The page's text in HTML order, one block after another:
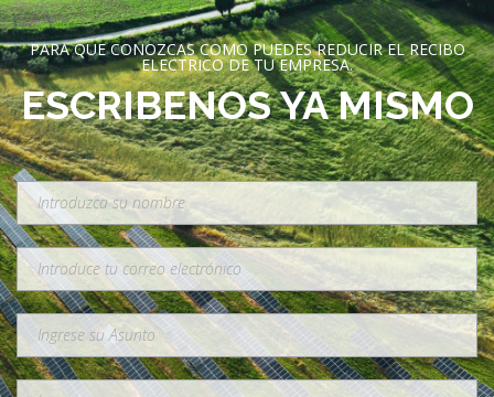
PARA QUE CONOZCAS COMO PUEDES REDUCIR EL RECIBO
ELECTRICO DE TU EMPRESA.
ESCRIBENOS YA MISMO